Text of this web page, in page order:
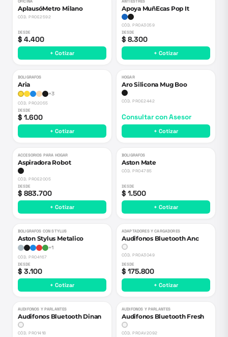
OFICINA
AplausóMetro Milano
CÓD.PROE2592
DESDE
$ 4.400
+ Cotizar
ANTIESTRES
Apoya MuñEcas Pop It
CÓD.PROA3059
DESDE
$ 8.300
+ Cotizar
BOLIGRAFOS
Aria
+3
CÓD.PRO2055
DESDE
$ 1.600
+ Cotizar
HOGAR
Aro Silicona Mug Boo
CÓD.PROE2442
Consultar con Asesor
+ Cotizar
ACCESORIOS PARA HOGAR
Aspiradora Robot
CÓD.PROE2005
DESDE
$ 883.700
+ Cotizar
BOLIGRAFOS
Aston Mate
CÓD.PRO4785
DESDE
$ 1.500
+ Cotizar
BOLIGRAFOS CON STYLUS
Aston Stylus Metalico
+1
CÓD.PRO4167
DESDE
$ 3.100
+ Cotizar
ADAPTADORES Y CARGADORES
Audifonos Bluetooth Anc
CÓD.PROA3049
DESDE
$ 175.800
+ Cotizar
AUDIFONOS Y PARLANTES
Audifonos Bluetooth Dinan
CÓD.PRO1418
AUDIFONOS Y PARLANTES
Audifonos Bluetooth Fresh
CÓD.PROAV2092